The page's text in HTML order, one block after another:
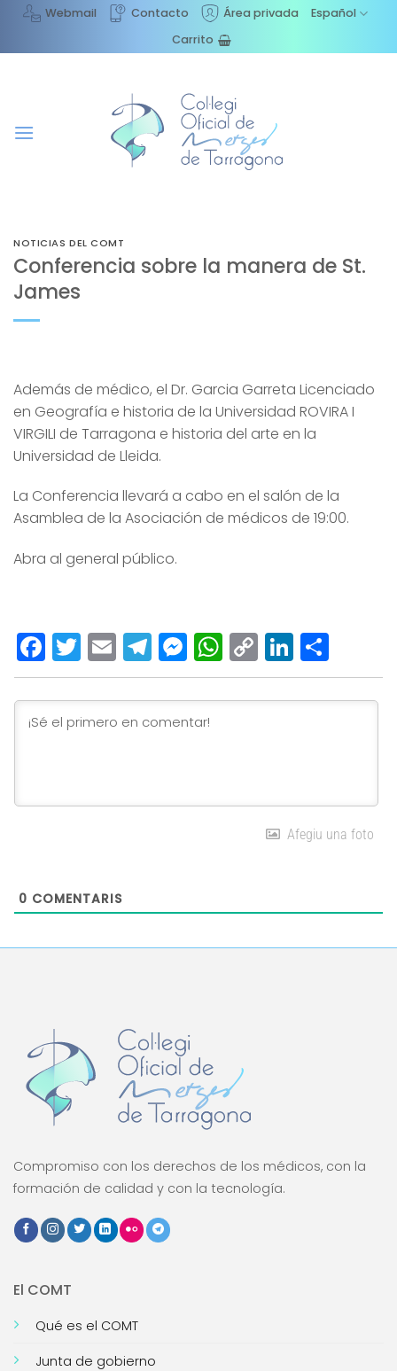
Saltar
contenido
Webmail Contacto Área privada
Español
Carrito
NOTICIAS DEL COMT
Conferencia sobre la manera de St.
James
Además de médico, el Dr. Garcia Garreta Licenciado
en Geografía e historia de la Universidad ROVIRA I
VIRGILI de Tarragona e historia del arte en la
Universidad de Lleida.
La Conferencia llevará a cabo en el salón de la
Asamblea de la Asociación de médicos de 19:00.
Abra al general público.
Facebook
Twitter
EmailTelegram
Messenger
WhatsApp
Copy
Link
Afegiu una foto
0 COMENTARIS
Compromiso con los derechos de los médicos, con la
formación de calidad y con la tecnología.
El COMT
Qué es el COMT
Junta de gobierno